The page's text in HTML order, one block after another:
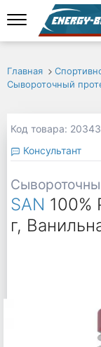
Главная
Сывороточный
Код товара: 20343
Консультант
SAN 100%
г,